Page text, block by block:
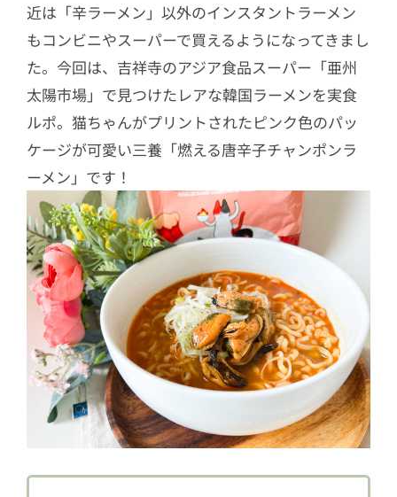
近は「辛ラーメン」以外のインスタントラーメン
もコンビニやスーパーで買えるようになってきまし
た。今回は、吉祥寺のアジア食品スーパー「亜州
太陽市場」で見つけたレアな韓国ラーメンを実食
ルポ。猫ちゃんがプリントされたピンク色のパッ
ケージが可愛い三養「燃える唐辛子チャンポンラ
ーメン」です！